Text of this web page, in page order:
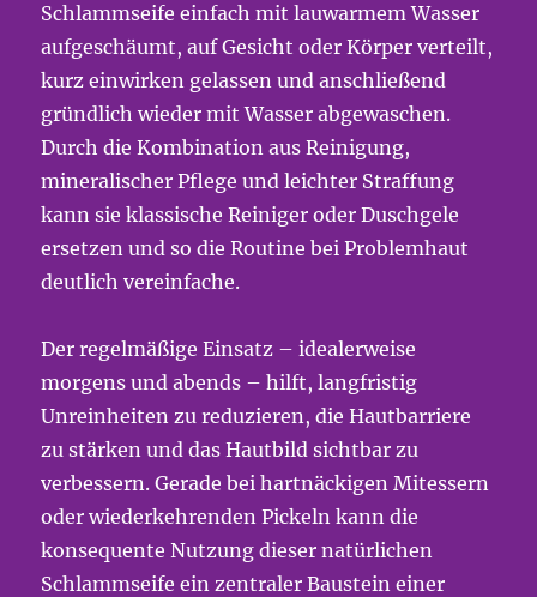
Schlammseife einfach mit lauwarmem Wasser
aufgeschäumt, auf Gesicht oder Körper verteilt,
kurz einwirken gelassen und anschließend
gründlich wieder mit Wasser abgewaschen.
Durch die Kombination aus Reinigung,
mineralischer Pflege und leichter Straffung
kann sie klassische Reiniger oder Duschgele
ersetzen und so die Routine bei Problemhaut
deutlich vereinfache.
Der regelmäßige Einsatz – idealerweise
morgens und abends – hilft, langfristig
Unreinheiten zu reduzieren, die Hautbarriere
zu stärken und das Hautbild sichtbar zu
verbessern. Gerade bei hartnäckigen Mitessern
oder wiederkehrenden Pickeln kann die
konsequente Nutzung dieser natürlichen
Schlammseife ein zentraler Baustein einer